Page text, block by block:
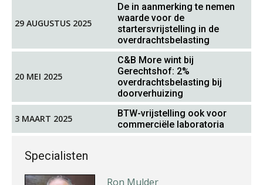
29 AUGUSTUS 2025
De in aanmerking te nemen
waarde voor de
startersvrijstelling in de
overdrachtsbelasting
20 MEI 2025
C&B More wint bij
Gerechtshof: 2%
overdrachtsbelasting bij
doorverhuizing
3 MAART 2025
BTW-vrijstelling ook voor
commerciële laboratoria
Specialisten
Jos van Bavel